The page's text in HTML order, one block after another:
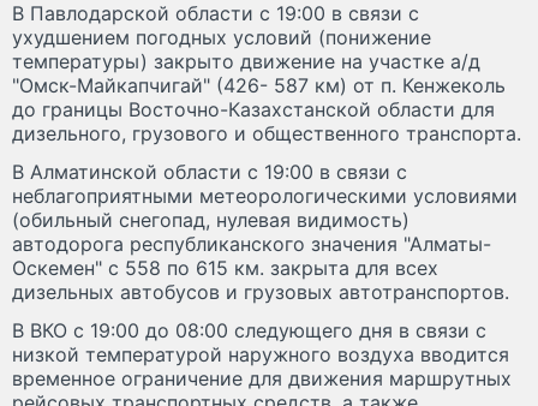
В Павлодарской области с 19:00 в связи с
ухудшением погодных условий (понижение
температуры) закрыто движение на участке а/д
"Омск-Майкапчигай" (426- 587 км) от п. Кенжеколь
до границы Восточно-Казахстанской области для
дизельного, грузового и общественного транспорта.
В Алматинской области с 19:00 в связи с
неблагоприятными метеорологическими условиями
(обильный снегопад, нулевая видимость)
автодорога республиканского значения "Алматы-
Оскемен" с 558 по 615 км. закрыта для всех
дизельных автобусов и грузовых автотранспортов.
В ВКО с 19:00 до 08:00 следующего дня в связи с
низкой температурой наружного воздуха вводится
временное ограничение для движения маршрутных